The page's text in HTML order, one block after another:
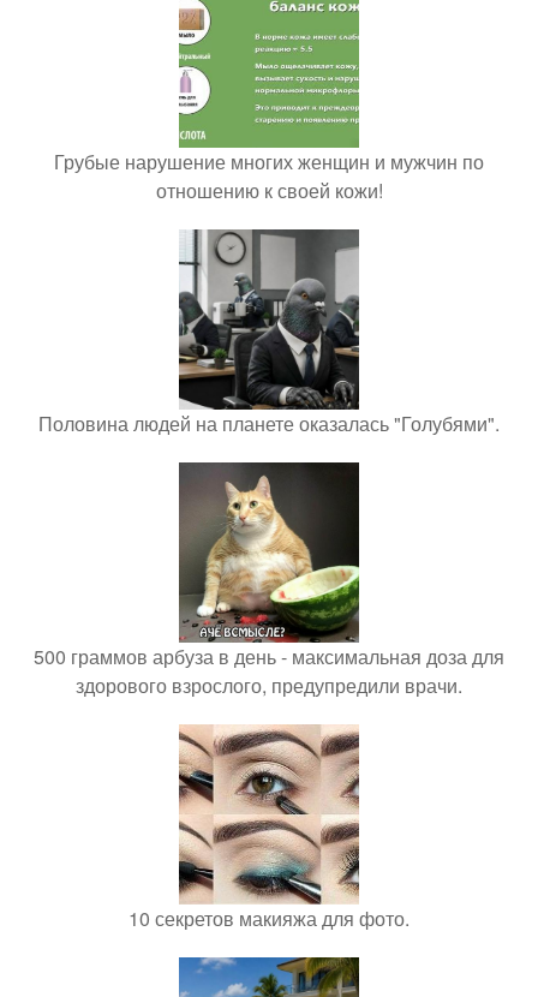
Грубые нарушение многих женщин и мужчин по
отношению к своей кожи!
Половина людей на планете оказалась "Голубями".
500 граммов арбуза в день - максимальная доза для
здорового взрослого, предупредили врачи.
10 секретов макияжа для фото.